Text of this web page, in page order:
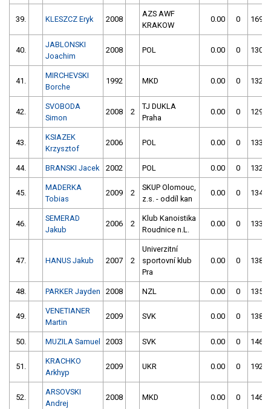
39. KLESZCZ Eryk 2008
AZS AWF
KRAKOW
0.00 0
40.
JABLONSKI
Joachim
2008 POL 0.00 0
41.
MIRCHEVSKI
Borche
1992 MKD 0.00 0
42.
SVOBODA
Simon
2008 2
TJ DUKLA
Praha
0.00 0
43.
KSIAZEK
Krzysztof
2006 POL 0.00 0
44. BRANSKI Jacek 2002 POL 0.00 0
45.
MADERKA
Tobias
2009 2
SKUP Olomouc,
z.s. - oddíl kan
0.00 0
46.
SEMERAD
Jakub
2006 2
Klub Kanoistika
Roudnice n.L.
0.00 0
47. HANUS Jakub 2007 2
Univerzitní
sportovní klub
Pra
0.00 0
48. PARKER Jayden 2008 NZL 0.00 0
49.
VENETIANER
Martin
2009 SVK 0.00 0
50. MUZILA Samuel 2003 SVK 0.00 0
51.
KRACHKO
Arkhyp
2009 UKR 0.00 0
52.
ARSOVSKI
Andrej
2008 MKD 0.00 0